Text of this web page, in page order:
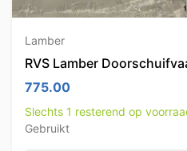
Lamber
RVS Lamber
775.00
Slechts 1 resterend op
Gebruikt